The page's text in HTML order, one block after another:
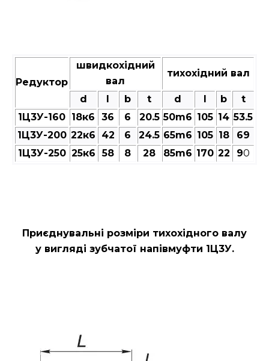
Редуктор
швидкохідний
вал
тихохідний вал
d l b t d l b
t
1Ц3У-160 18к6 36 6 20.5 50m6 105 14 53.5
1Ц3У-200 22к6 42 6 24.5 65m6 105 18
69
1Ц3У-250 25к6 58 8 28 85m6 170 22 90
Приєднувальні розміри тихохідного валу
у вигляді зубчатої напівмуфти 1Ц3У.